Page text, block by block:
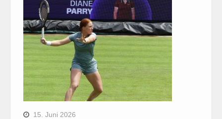
15. Juni 2026